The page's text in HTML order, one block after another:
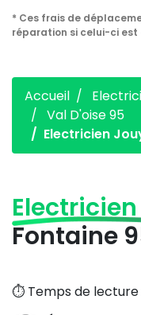
* Ces frais de
réparation si celui-ci
Accueil
Val D'oise 95
Electricien
Electricien
Fontaine
⏱️ Temps de lecture